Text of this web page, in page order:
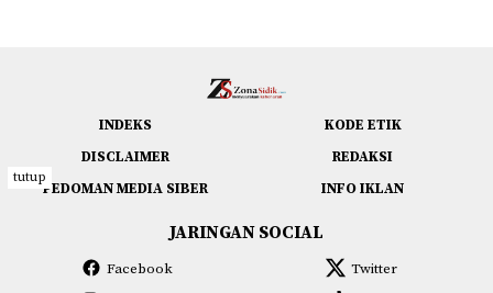
INDEKS
KODE ETIK
DISCLAIMER
REDAKSI
PEDOMAN MEDIA SIBER
INFO IKLAN
JARINGAN SOCIAL
Facebook
Twitter
tutup